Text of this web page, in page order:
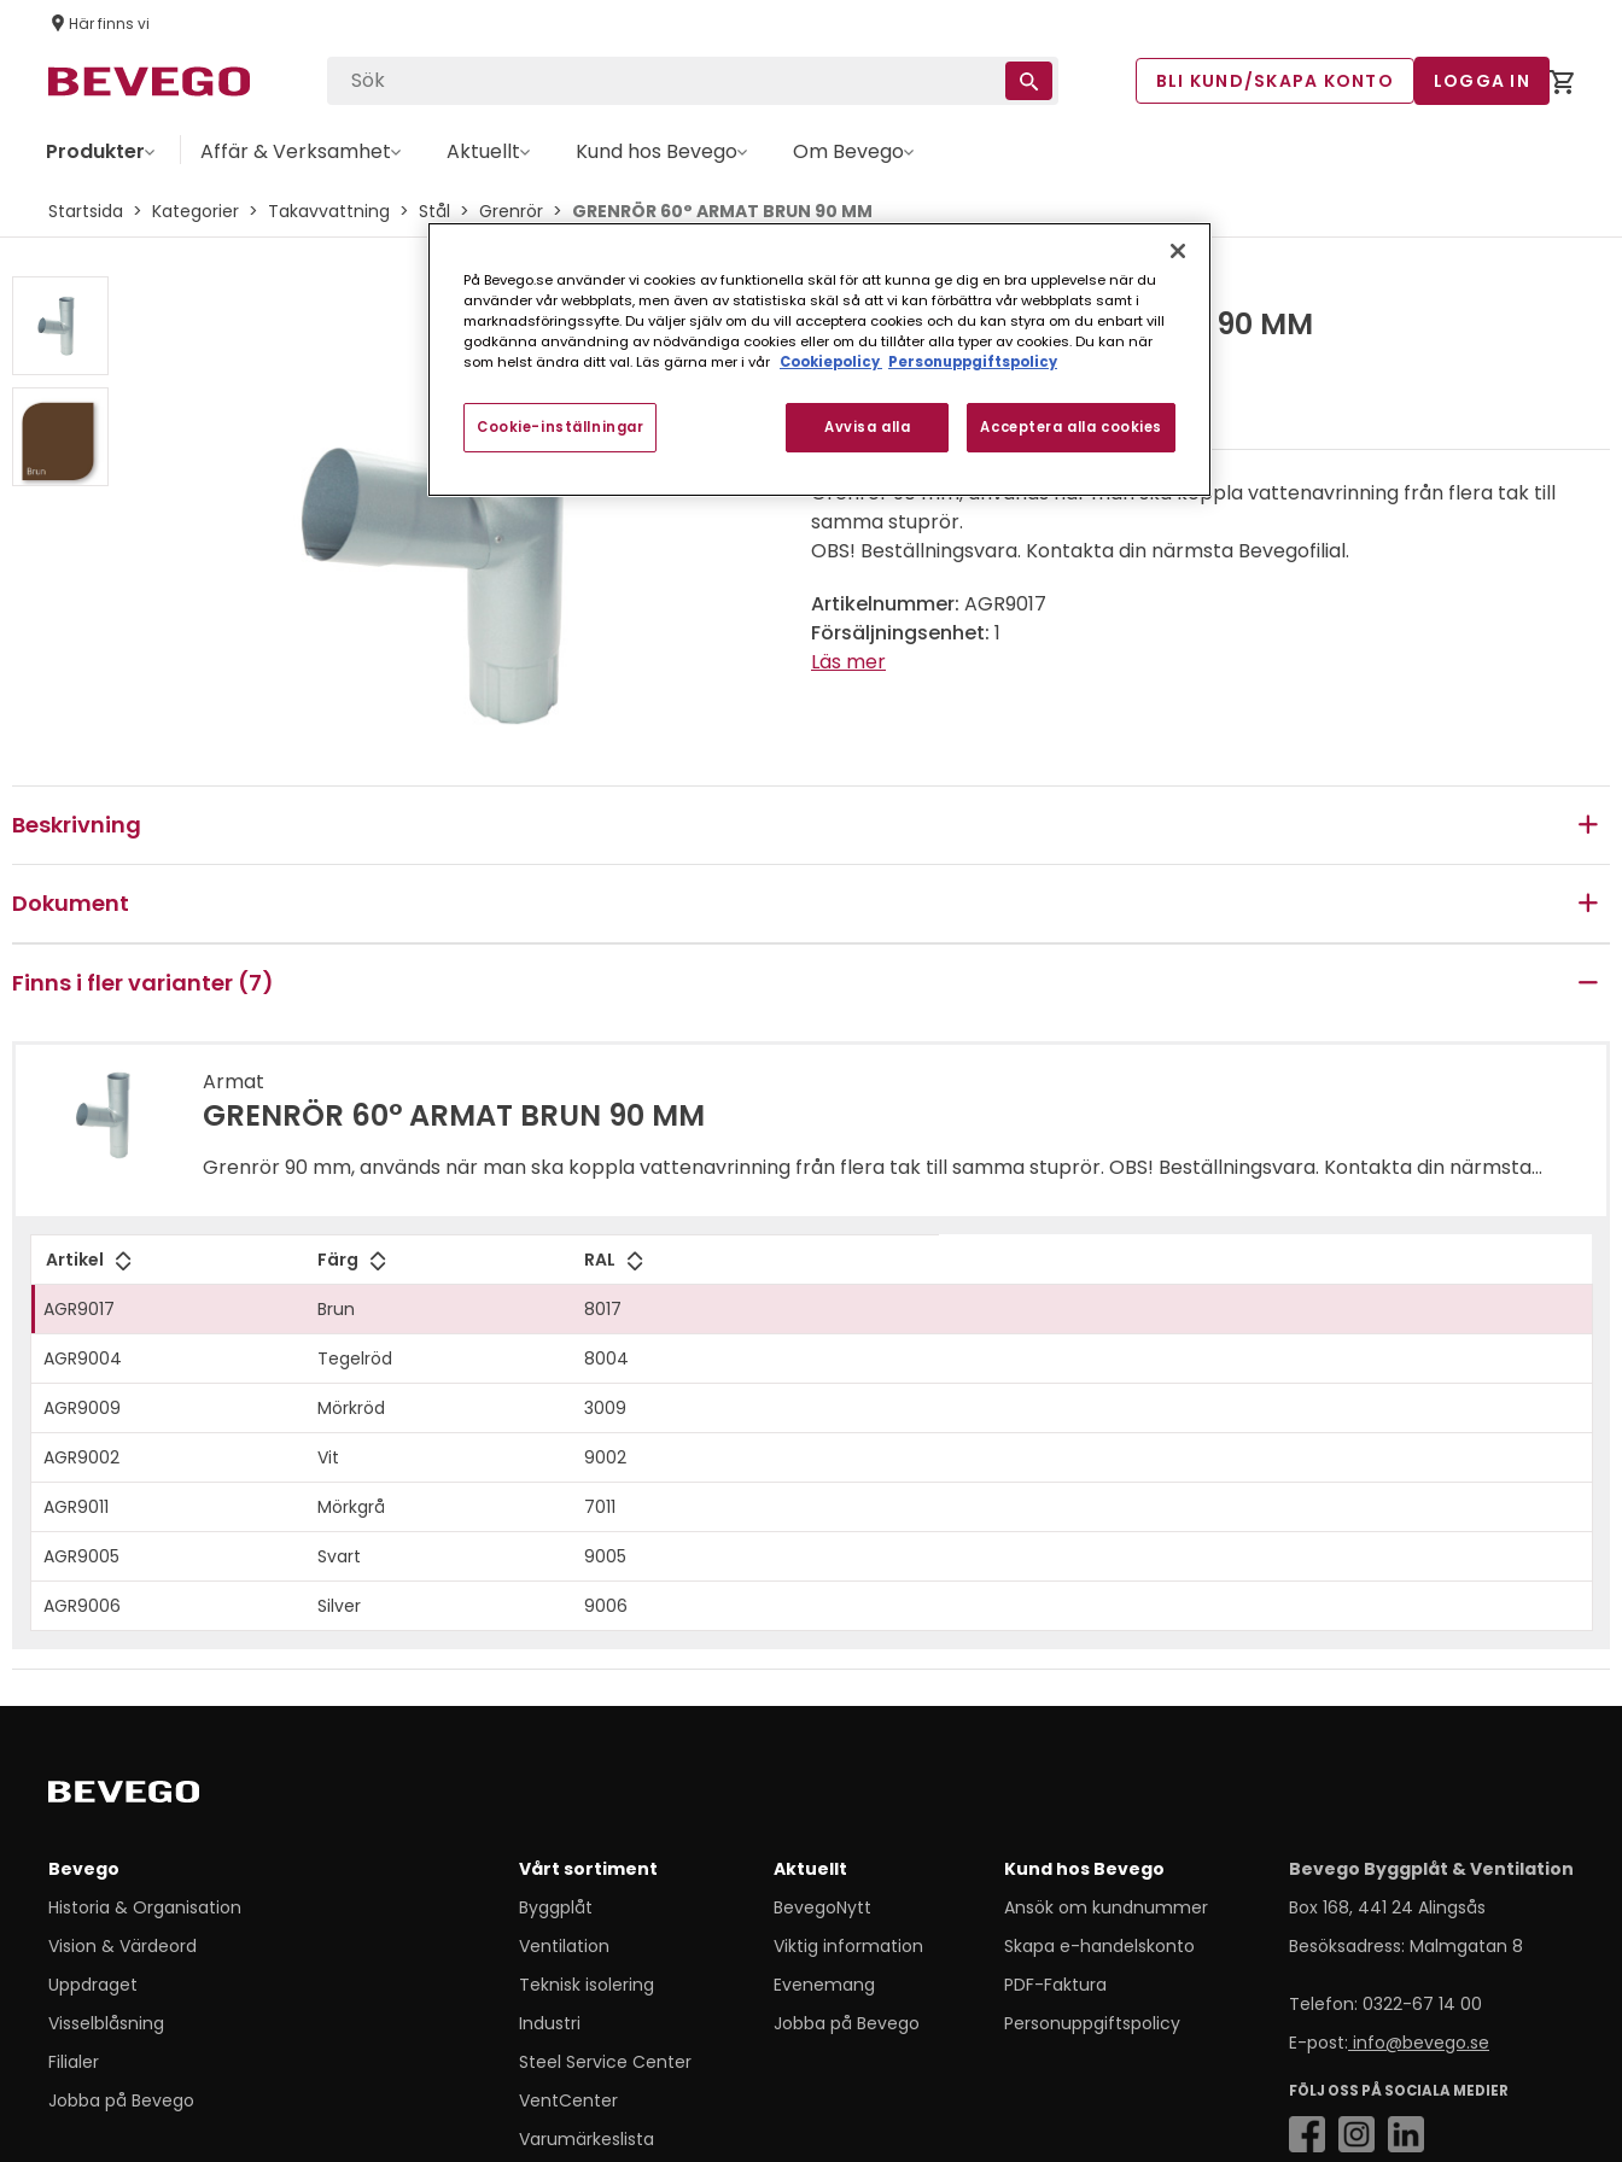
Här finns vi
BLI KUND/SKAPA KONTO LOGGA IN
Produkter Affär & Verksamhet Aktuellt Kund hos Bevego Om Bevego
Startsida Kategorier Takavvattning Stål Grenrör GRENRÖR 60° ARMAT BRUN 90 MM
Armat
GRENRÖR 60° ARMAT BRUN 90 MM
FINNS I FLER VARIANTER (7)
Grenrör 90 mm, används när man ska koppla vattenavrinning från flera tak till
samma stuprör.
OBS! Beställningsvara. Kontakta din närmsta Bevegofilial.
Artikelnummer: AGR9017
Försäljningsenhet: 1
Läs mer
Beskrivning
Dokument
Finns i fler varianter (7)
Armat
GRENRÖR 60° ARMAT BRUN 90 MM
Grenrör 90 mm, används när man ska koppla vattenavrinning från flera tak till samma stuprör. OBS! Beställningsvara. Kontakta din närmsta
Artikel Färg RAL
AGR9017 Brun 8017
AGR9004 Tegelröd 8004
AGR9009 Mörkröd 3009
AGR9002 Vit 9002
AGR9011 Mörkgrå 7011
AGR9005 Svart 9005
AGR9006 Silver 9006
Bevego
Historia & Organisation
Vision & Värdeord
Uppdraget
Visselblåsning
Filialer
Jobba på Bevego
Vårt sortiment
Byggplåt
Ventilation
Teknisk isolering
Industri
Steel Service Center
VentCenter
Varumärkeslista
Aktuellt
BevegoNytt
Viktig information
Evenemang
Jobba på Bevego
Kund hos Bevego
Ansök om kundnummer
Skapa e-handelskonto
PDF-Faktura
Personuppgiftspolicy
Bevego Byggplåt & Ventilation
Box 168, 441 24 Alingsås
Besöksadress: Malmgatan 8
Telefon: 0322-67 14 00
E-post: info@bevego.se
FÖLJ OSS PÅ SOCIALA MEDIER
På Bevego.se använder vi cookies av funktionella skäl för att kunna ge dig en bra upplevelse när du
använder vår webbplats, men även av statistiska skäl så att vi kan förbättra vår webbplats samt i
marknadsföringssyfte. Du väljer själv om du vill acceptera cookies och du kan styra om du enbart vill
godkänna användning av nödvändiga cookies eller om du tillåter alla typer av cookies. Du kan när
som helst ändra ditt val. Läs gärna mer i vår Cookiepolicy Personuppgiftspolicy
Avvisa alla Acceptera alla cookies
Cookie-inställningar